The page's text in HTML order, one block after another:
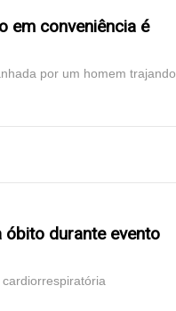
em conveniência é
por um homem trajando
óbito durante evento